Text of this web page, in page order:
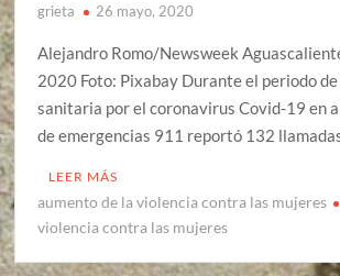
grieta 26 mayo, 2020
Alejandro Romo/Newsweek
2020 Foto: Pixabay Durante el periodo
sanitaria por el coronavirus Covid-19 en
de emergencias 911 reportó 132
LEER MÁS
aumento de la violencia contra las mujeres
violencia contra las mujeres